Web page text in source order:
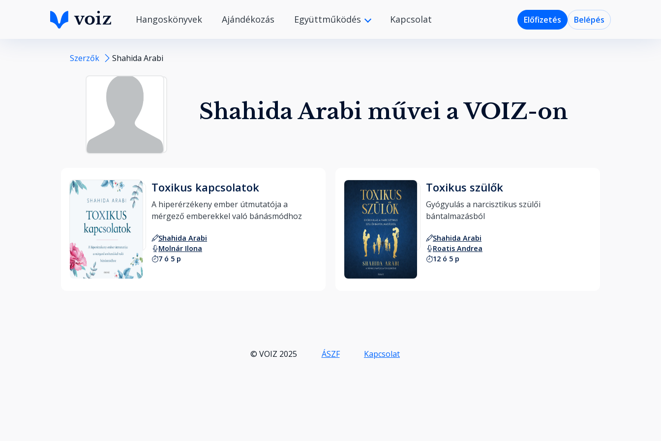
Hangoskönyvek Ajándékozás Együttműködés Kapcsolat Előfizetés Belépés
Szerzők Shahida Arabi
Shahida Arabi művei a VOIZ-on
Hallgass bele
Toxikus kapcsolatok
A hiperérzékeny ember útmutatója a
Shahida Arabi
Molnár Ilona
7 ó 5 p
Hallgass bele
Toxikus szülők
Gyógyulás a narcisztikus szülői
Shahida Arabi
Roatis Andrea
12 ó 5 p
© VOIZ 2025 ÁSZF Kapcsolat